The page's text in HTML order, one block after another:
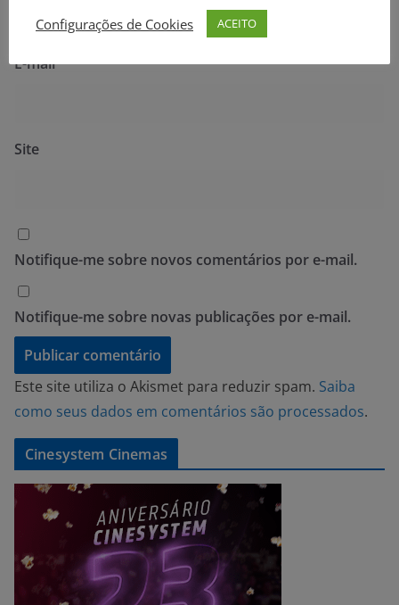
E-mail*
Site
Notifique-me sobre novos comentários por e-mail.
Notifique-me sobre novas publicações por e-mail.
Este site utiliza o Akismet para reduzir spam. Saiba
como seus dados em comentários são processados.
Cinesystem Cinemas
Configurações de Cookies
ACEITO